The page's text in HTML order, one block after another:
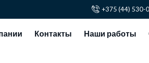
+375 (44) 530-
Контакты Наши работы